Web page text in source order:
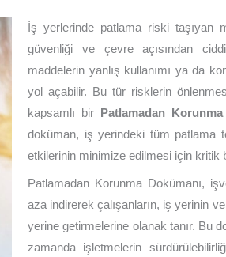
İş yerlerinde patlama riski taşıyan
güvenliği ve çevre açısından
maddelerin yanlış kullanımı ya da
yol açabilir. Bu tür risklerin
kapsamlı bir Patlamadan Korunma
doküman, iş yerindeki tüm patlama
etkilerinin minimize edilmesi için kritik
Patlamadan Korunma Dokümanı,
aza indirerek çalışanların, iş yerinin
yerine getirmelerine olanak tanır. Bu
zamanda işletmelerin